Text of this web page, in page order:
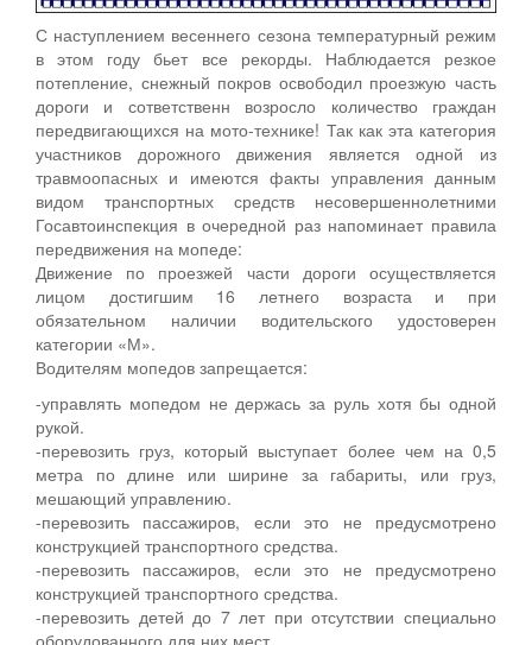
С наступлением весеннего сезона температурный режим
в этом году бьет все рекорды. Наблюдается резкое
потепление, снежный покров освободил проезжую часть
дороги и сответственн возросло количество граждан
передвигающихся на мото-технике! Так как эта категория
участников дорожного движения является одной из
травмоопасных и имеются факты управления данным
видом транспортных средств несовершеннолетними
Госавтоинспекция в очередной раз напоминает правила
передвижения на мопеде:
Движение по проезжей части дороги осуществляется
лицом достигшим 16 летнего возраста и при
обязательном наличии водительского удостоверен
категории «М».
Водителям мопедов запрещается:
-управлять мопедом не держась за руль хотя бы одной
рукой.
-перевозить груз, который выступает более чем на 0,5
метра по длине или ширине за габариты, или груз,
мешающий управлению.
-перевозить пассажиров, если это не предусмотрено
конструкцией транспортного средства.
-перевозить пассажиров, если это не предусмотрено
конструкцией транспортного средства.
-перевозить детей до 7 лет при отсутствии специально
оборудованного для них мест.